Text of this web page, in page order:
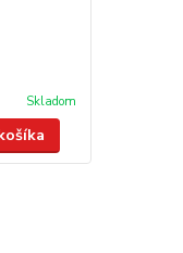
Skladom